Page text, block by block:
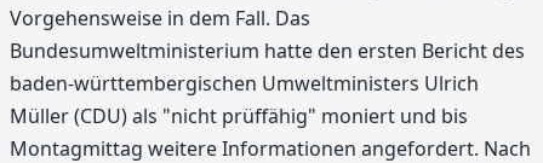
Vorgehensweise in dem Fall. Das
Bundesumweltministerium hatte den ersten Bericht des
baden-württembergischen Umweltministers Ulrich
Müller (CDU) als "nicht prüffähig" moniert und bis
Montagmittag weitere Informationen angefordert. Nach